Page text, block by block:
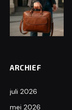
ARCHIEF
juli 2026
mei 2026